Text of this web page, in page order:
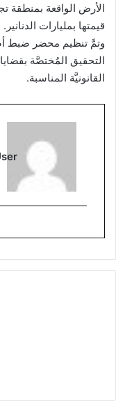
الأرض الواقعة بمنطقة
قيمتها بمليارات الدنانير.
وتمَّ تنظيم محضر ضبط
التحقيق المُختصَّة
القانونيَّة المناسبة.